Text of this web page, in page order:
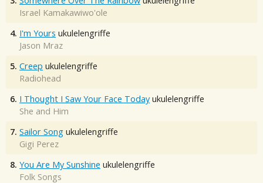
Israel Kamakawiwo'ole
4. I'm Yours ukulelengriffe
Jason Mraz
5. Creep ukulelengriffe
Radiohead
6. I Thought I Saw Your Face Today ukulelengriffe
She and Him
7. Sailor Song ukulelengriffe
Gigi Perez
8. You Are My Sunshine ukulelengriffe
Folk Songs